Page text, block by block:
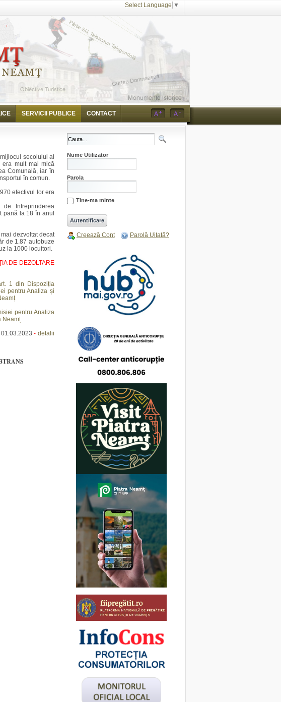
Select Language ▼
SERVICII PUBLICE CONTACT
secolului al
era mult mai mică
Comunală, iar în
în comun.
efectivul lor era
Intreprinderea
pană la 18 în anul
dezvoltat decat
de 1.87 autobuze
la 1000 locuitori.
DE DEZOLTARE
1 din Dispoziția
pentru Analiza și
pentru Analiza
Neamț
- detalii
Nume Utilizator
Parola
Tine-ma minte
Creează Cont Parolă Uitată?